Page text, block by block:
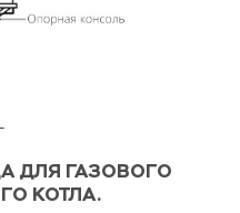
ДЛЯ ГАЗОВОГО
КОТЛА.